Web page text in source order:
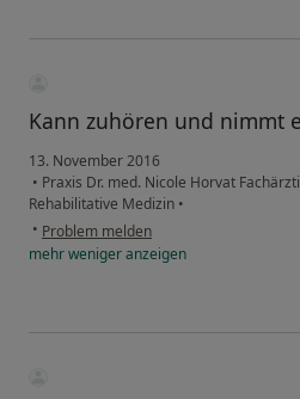
Kann zuhören und nimmt
13. November 2016
• Praxis Dr. med. Nicole Horvat
Rehabilitative Medizin •
• Problem melden
mehrwenigeranzeigen